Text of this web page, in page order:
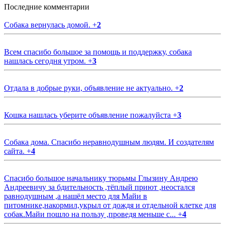
Последние комментарии
Собака вернулась домой. +2
Всем спасибо большое за помощь и поддержку, собака
нашлась сегодня утром. +3
Отдала в добрые руки, объявление не актуально. +2
Кошка нашлась уберите объявление пожалуйста +3
Собака дома. Спасибо неравнодушным людям. И создателям
сайта. +4
Спасибо большое начальнику тюрьмы Глызину Андрею
Андреевичу за бдительность ,тёплый приют ,неостался
равнодушным ,а нашёл место для Майи в
питомнике,накормил,укрыл от дождя и отдельной клетке для
собак.Майи пошло на пользу ,проведя меньше с... +4